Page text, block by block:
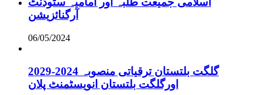
آرگنائزیشن
06/05/2024
گلگت بلتستان ترقیاتی منصوبہ 2024-2029
اورگلگت بلتستان انویسٹمنٹ پلان